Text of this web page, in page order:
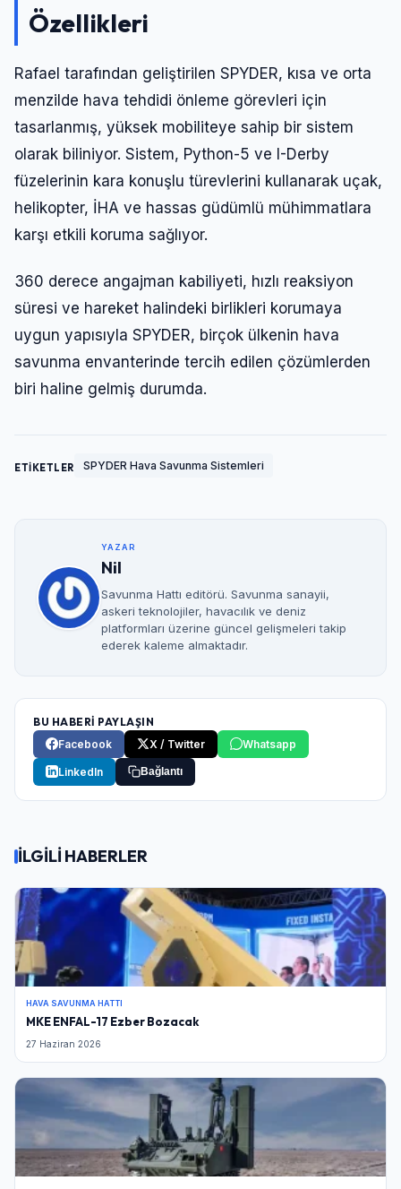
Özellikleri
Rafael tarafından geliştirilen SPYDER, kısa ve orta
menzilde hava tehdidi önleme görevleri için
tasarlanmış, yüksek mobiliteye sahip bir sistem
olarak biliniyor. Sistem, Python-5 ve I-Derby
füzelerinin kara konuşlu türevlerini kullanarak uçak,
helikopter, İHA ve hassas güdümlü mühimmatlara
karşı etkili koruma sağlıyor.
360 derece angajman kabiliyeti, hızlı reaksiyon
süresi ve hareket halindeki birlikleri korumaya
uygun yapısıyla SPYDER, birçok ülkenin hava
savunma envanterinde tercih edilen çözümlerden
biri haline gelmiş durumda.
ETİKETLER SPYDER Hava Savunma Sistemleri
YAZAR
Nil
Savunma Hattı editörü. Savunma sanayii,
askeri teknolojiler, havacılık ve deniz
platformları üzerine güncel gelişmeleri takip
ederek kaleme almaktadır.
BU HABERİ PAYLAŞIN
Facebook
X / Twitter Whatsapp
LinkedIn Bağlantı
İLGİLİ HABERLER
HAVA SAVUNMA HATTI
MKE ENFAL-17 Ezber Bozacak
27 Haziran 2026